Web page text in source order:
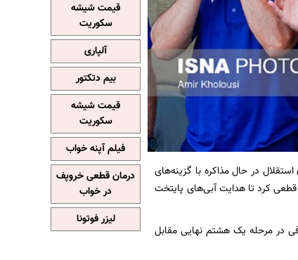
استقلال در حال مذاکره با گزینه‌های
قطعی کرد تا هدایت آبی‌های پایتخت
رسید و در جام حذفی در مرحله یک هشتم نهایی مقابل
قیمت شیشه
سکوریت
آلپاری
بیم دتکتور
قیمت شیشه
سکوریت
فیلم آپنه خواب
درمان قطعی خروپف
در خواب
لیزر فوتونا